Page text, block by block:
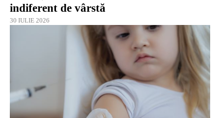
indiferent de vârstă
30 IULIE 2026